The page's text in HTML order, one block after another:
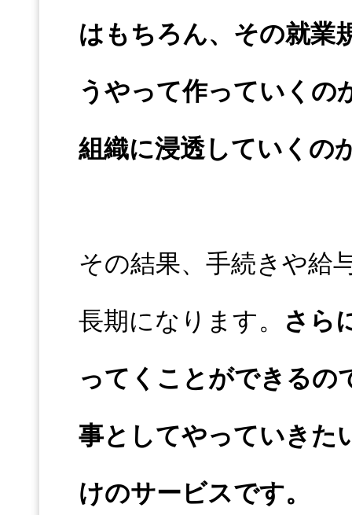
はもちろん、その就業
うやって作っていくの
組織に浸透していくの
その結果、手続きや給
長期になります。 さら
ってくことができるの
事としてやっていきた
けのサービスです。